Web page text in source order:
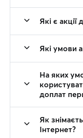
Які є акції
Які умови
На яких
доплат
Як
Інтернет?